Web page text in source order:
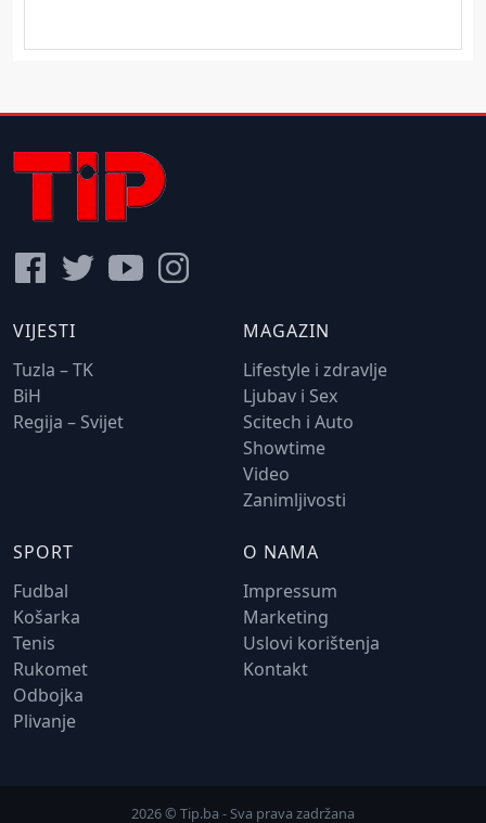
VIJESTI
Tuzla – TK
BiH
Regija – Svijet
MAGAZIN
Lifestyle i zdravlje
Ljubav i Sex
Scitech i Auto
Showtime
Video
Zanimljivosti
SPORT
Fudbal
Košarka
Tenis
Rukomet
Odbojka
Plivanje
O NAMA
Impressum
Marketing
Uslovi korištenja
Kontakt
2026 © Tip.ba - Sva prava zadržana